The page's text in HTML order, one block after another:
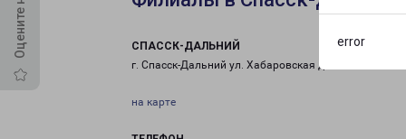
error
СПАССК-ДАЛЬНИЙ
г. Спасск-Дальний ул. Хабаровская д. 4/1
на карте